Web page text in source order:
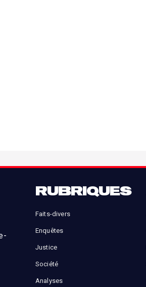
RUBRIQUES
Faits-divers
Enquêtes
Justice
Société
Analyses